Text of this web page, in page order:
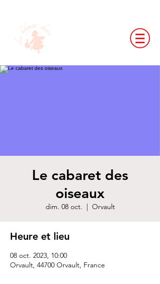
Le cabaret des
oiseaux
dim. 08 oct.
  |
Orvault
Heure et lieu
08 oct. 2023, 10:00
Orvault, 44700 Orvault, France